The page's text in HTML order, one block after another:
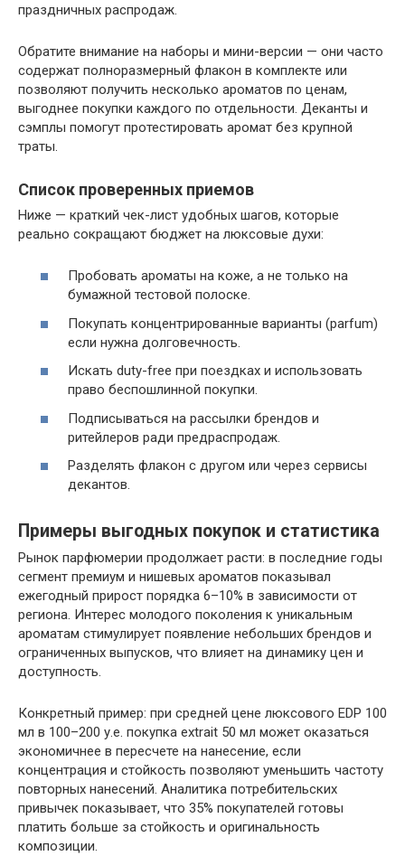
праздничных распродаж.
Обратите внимание на наборы и мини-версии — они часто
содержат полноразмерный флакон в комплекте или
позволяют получить несколько ароматов по ценам,
выгоднее покупки каждого по отдельности. Деканты и
сэмплы помогут протестировать аромат без крупной
траты.
Список проверенных приемов
Ниже — краткий чек-лист удобных шагов, которые
реально сокращают бюджет на люксовые духи:
Пробовать ароматы на коже, а не только на
бумажной тестовой полоске.
Покупать концентрированные варианты (parfum)
если нужна долговечность.
Искать duty-free при поездках и использовать
право беспошлинной покупки.
Подписываться на рассылки брендов и
ритейлеров ради предраспродаж.
Разделять флакон с другом или через сервисы
декантов.
Примеры выгодных покупок и статистика
Рынок парфюмерии продолжает расти: в последние годы
сегмент премиум и нишевых ароматов показывал
ежегодный прирост порядка 6–10% в зависимости от
региона. Интерес молодого поколения к уникальным
ароматам стимулирует появление небольших брендов и
ограниченных выпусков, что влияет на динамику цен и
доступность.
Конкретный пример: при средней цене люксового EDP 100
мл в 100–200 у.е. покупка extrait 50 мл может оказаться
экономичнее в пересчете на нанесение, если
концентрация и стойкость позволяют уменьшить частоту
повторных нанесений. Аналитика потребительских
привычек показывает, что 35% покупателей готовы
платить больше за стойкость и оригинальность
композиции.